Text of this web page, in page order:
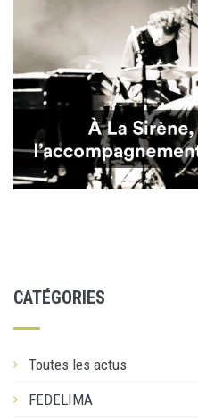
CATÉGORIES
Toutes les actus
FEDELIMA